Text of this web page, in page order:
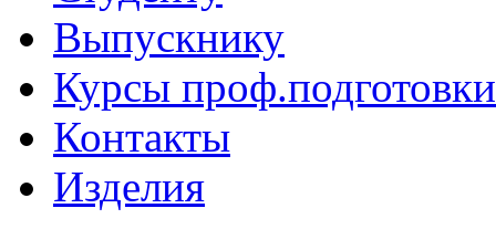
Выпускнику
Курсы проф.подготовки
Контакты
Изделия